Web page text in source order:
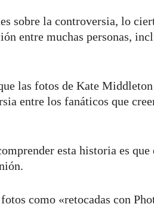
sobre la controversia, lo
entre muchas personas,
las fotos de Kate
entre los fanáticos que
esta historia es que
como «retocadas con